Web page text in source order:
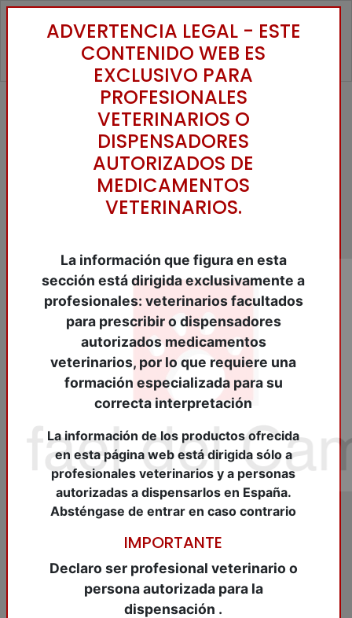
Aviso legal
Información general
de 11 de julio, de Servicios de la Sociedad de la
Información y del Comercio Electrónico (LSSICE),
Rafael del Campo SL, Responsable de este web,
pone a disposición de los Usuarios la presente
información, para definir sus Condiciones de Uso.
Adicionalmente a los contenidos aquí expuestos,
los aspectos específicos relacionados con la
protección de los datos personales y la privacidad
de los usuarios de esta web se desarrollan en las
páginas de Política de Privacidad y Política de
Cookies.
Identidad del Responsable
del Tratamiento
Denominación Social:Rafael del Campo SL
B14446306
Inscrita en el Registro Mercantil de Córdoba,
Tomo 1105, Folio 49, Hoja CO-10425, Inscripción
ADVERTENCIA LEGAL - ESTE
CONTENIDO WEB ES
EXCLUSIVO PARA
PROFESIONALES
VETERINARIOS O
DISPENSADORES
AUTORIZADOS DE
MEDICAMENTOS
VETERINARIOS.
La información que figura en esta
sección está dirigida exclusivamente a
profesionales: veterinarios facultados
para prescribir o dispensadores
autorizados medicamentos
veterinarios, por lo que requiere una
formación especializada para su
correcta interpretación
La información de los productos ofrecida
en esta página web está dirigida sólo a
profesionales veterinarios y a personas
autorizadas a dispensarlos en España.
Absténgase de entrar en caso contrario
IMPORTANTE
Declaro ser profesional veterinario o
persona autorizada para la
dispensación .